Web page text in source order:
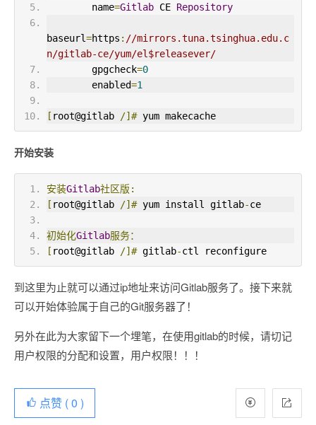
        name
=Gitlab CE Repository
baseurl=https : //mirrors.tuna.tsinghua.edu.c
n/gitlab-ce/yum/el$releasever/
        gpgcheck
=0
        enabled
=1
[ root@gitlab /]# yum makecache
开始安装
安装Gitlab社区版:
[ root@gitlab /]# yum install gitlab-ce
初始化Gitlab服务：
[ root@gitlab /]# gitlab-ctl reconfigure
到这里为止就可以通过ip地址来访问Gitlab服务了。接下来就
可以开始体验属于自己的Git服务器了！
另外在此为大家留下一个埋笔，在使用gitlab的时候，请切记
用户权限的分配和设置，用户权限！！！
点赞 (0 )